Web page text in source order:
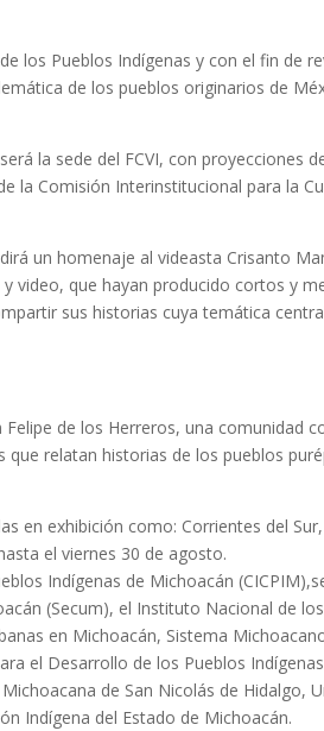
los Pueblos Indígenas y con el fin de
de los pueblos originarios de
la sede del FCVI, con proyecciones
la Comisión Interinstitucional para la
un homenaje al videasta Crisanto
video, que hayan producido cortos y
sus historias cuya temática
de los Herreros, una comunidad
que relatan historias de los pueblos
en exhibición como: Corrientes del
el viernes 30 de agosto.
Indígenas de Michoacán
(Secum), el Instituto Nacional de
en Michoacán, Sistema
el Desarrollo de los Pueblos
de San Nicolás de Hidalgo,
Indígena del Estado de Michoacán.